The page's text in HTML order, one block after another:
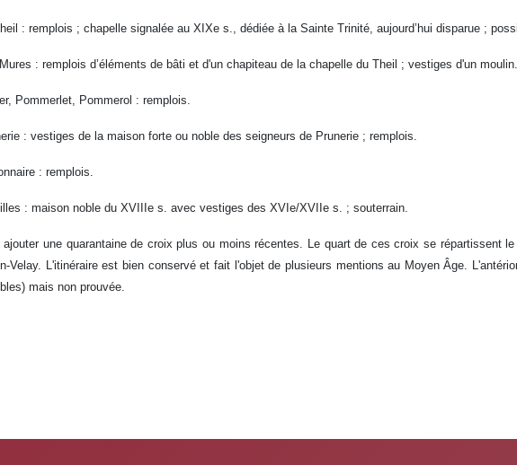
: remplois ; chapelle signalée au XIXe s., dédiée à la Sainte Trinité, aujourd’hui disparue ;
: remplois d’éléments de bâti et d'un chapiteau de la chapelle du Theil ; vestiges d'un moulin.
Pommerlet, Pommerol : remplois.
: vestiges de la maison forte ou noble des seigneurs de Prunerie ; remplois.
: remplois.
: maison noble du XVIIIe s. avec vestiges des XVIe/XVIIe s. ; souterrain.
ajouter une quarantaine de croix plus ou moins récentes. Le quart de ces croix se répartissent
Velay. L'itinéraire est bien conservé et fait l'objet de plusieurs mentions au Moyen Âge.
mais non prouvée.